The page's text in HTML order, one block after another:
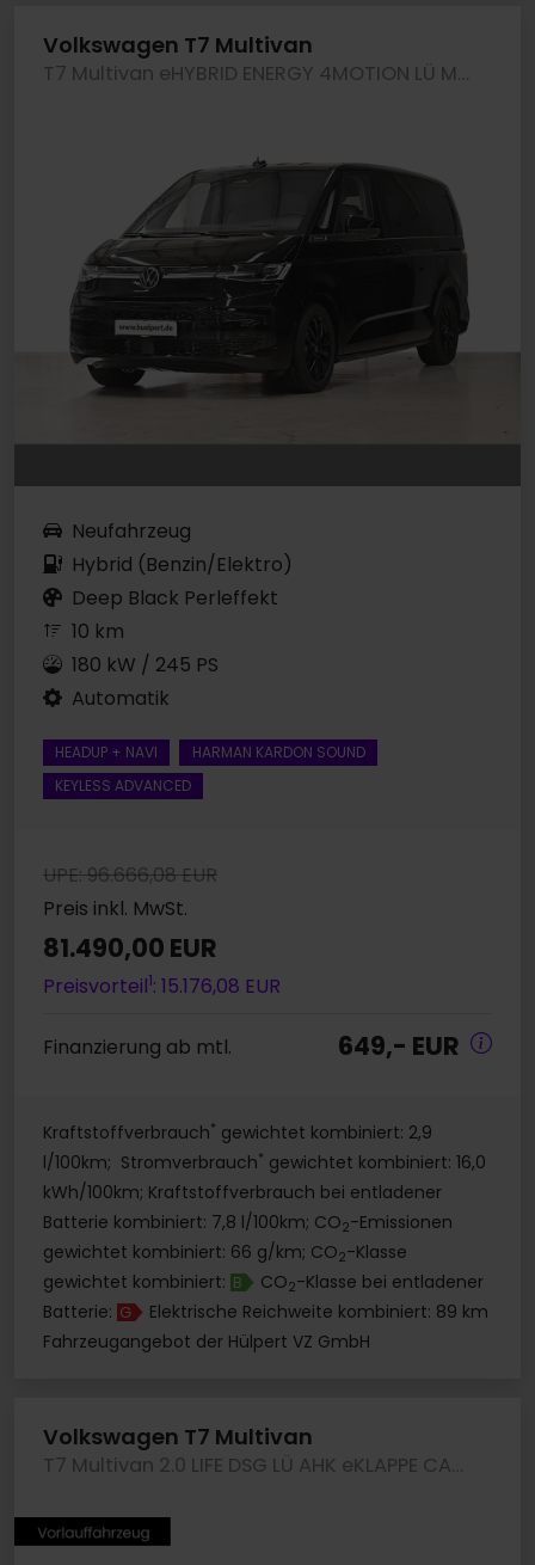
Volkswagen T7 Multivan
T7 Multivan eHYBRID ENERGY 4MOTION LÜ MATRIX LED
Neufahrzeug
Hybrid (Benzin/Elektro)
Deep Black Perleffekt
10 km
180 kW / 245 PS
Automatik
HEADUP + NAVI
HARMAN KARDON SOUND
KEYLESS ADVANCED
UPE: 96.666,08 EUR
Preis inkl. MwSt.
81.490,00 EUR
Preisvorteil1: 15.176,08 EUR
Finanzierung ab mtl. 649,- EUR
Kraftstoffverbrauch* gewichtet kombiniert: 2,9
l/100km; Stromverbrauch* gewichtet kombiniert: 16,0
kWh/100km; Kraftstoffverbrauch bei entladener
Batterie kombiniert: 7,8 l/100km; CO2-Emissionen
gewichtet kombiniert: 66 g/km; CO2-Klasse
gewichtet kombiniert: B CO2-Klasse bei entladener
Batterie: G
Elektrische Reichweite kombiniert: 89 km
Fahrzeugangebot der Hülpert VZ GmbH
Volkswagen T7 Multivan
T7 Multivan 2.0 LIFE DSG LÜ AHK eKLAPPE CAM LM17